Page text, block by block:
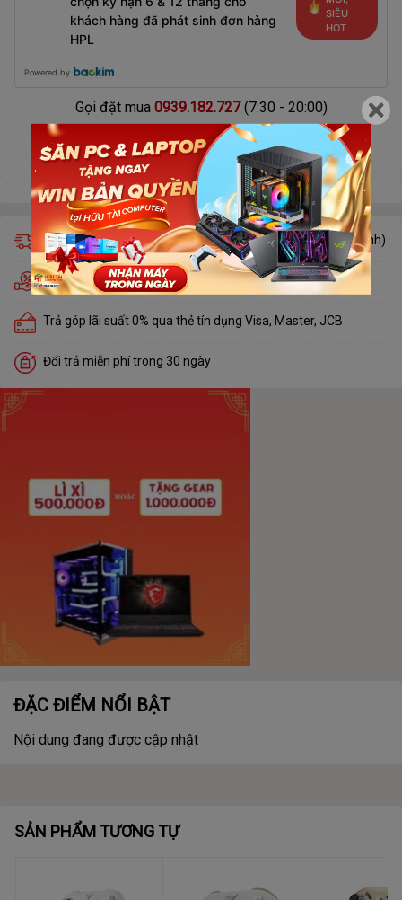
khách hàng đã phát sinh đơn hàng
HPL
SIÊU
HOT
Powered by
Gọi đặt mua 0939.182.727(7:30 - 20:00)
Giao hàng miễn phí trong 24h (chỉ áp dụng khu vực nội thành)
Hỗ trợ trả góp nhà tài chính duyệt trong 5 phút
Trả góp lãi suất 0% qua thẻ tín dụng Visa, Master, JCB
Đổi trả miễn phí trong 30 ngày
ĐẶC ĐIỂM NỔI BẬT
Nội dung đang được cập nhật
SẢN PHẨM TƯƠNG TỰ